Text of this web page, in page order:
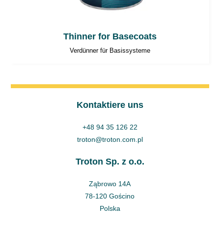
Thinner for Basecoats
Verdünner für Basissysteme
Kontaktiere uns
+48 94 35 126 22
troton@troton.com.pl
Troton Sp. z o.o.
Ząbrowo 14A
78-120 Gościno
Polska